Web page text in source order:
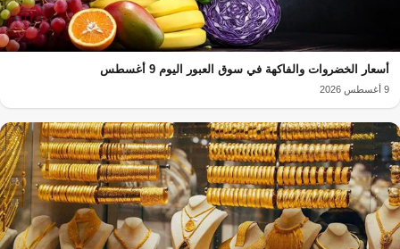
أسعار الخضروات والفاكهة في سوق العبور اليوم 9 أغسطس
9 أغسطس 2026